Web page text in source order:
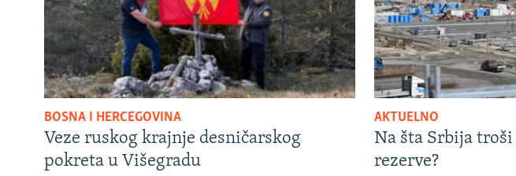
BOSNA I HERCEGOVINA
Veze ruskog krajnje desničarskog
pokreta u Višegradu
AKTUELNO
Na šta Srbija
rezerve?